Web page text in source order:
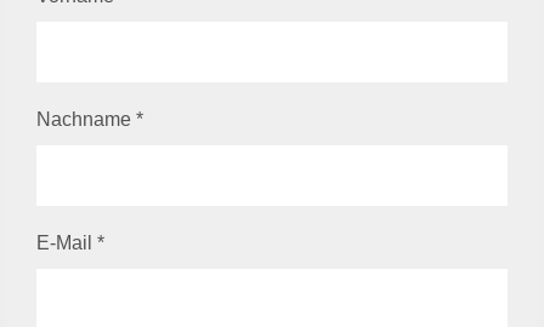
Nachname *
E-Mail *